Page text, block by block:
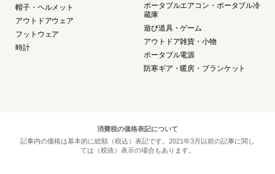
帽子・ヘルメット
アウトドアウェア
フットウェア
時計
ポータブルエアコン・ポータブル冷
蔵庫
遊び道具・ゲーム
アウトドア雑貨・小物
ポータブル電源
防寒ギア・暖房・ブランケット
消費税の価格表記について
記事内の価格は基本的に総額（税込）表記です。2021年3月以前の記事に関し
ては（税抜）表示の場合もあります。